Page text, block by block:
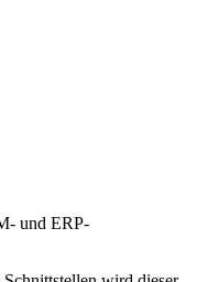
und ERP-